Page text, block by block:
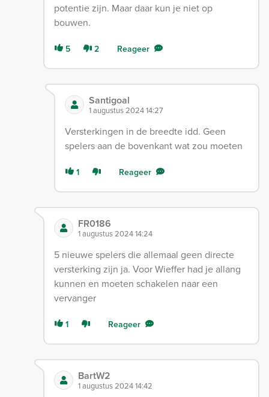
potentie zijn. Maar daar kun je niet op
bouwen.
5 2 Reageer
Santigoal
1 augustus 2024 14:27
Versterkingen in de breedte idd. Geen
spelers aan de bovenkant wat zou moeten
1 Reageer
FR0186
1 augustus 2024 14:24
5 nieuwe spelers die allemaal geen directe
versterking zijn ja. Voor Wieffer had je allang
kunnen en moeten schakelen naar een
vervanger
1 Reageer
BartW2
1 augustus 2024 14:42